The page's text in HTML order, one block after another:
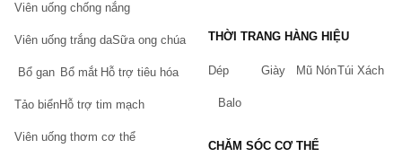
Viên uống chống nắng
Viên uống trắng daSữa ong chúa
Bổ gan Bổ mắt Hỗ trợ tiêu hóa
Tảo biểnHỗ trợ tim mạch
Viên uống thơm cơ thể
THỜI TRANG HÀNG HIỆU
Dép Giày Mũ NónTúi Xách
Balo
CHĂM SÓC CƠ THỂ